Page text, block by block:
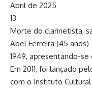
Abril de 2025
13
Morte do clarinetista,
Abel Ferreira (45
1949, apresentando-se
Em 2011, foi lançado
com o Instituto Cultural